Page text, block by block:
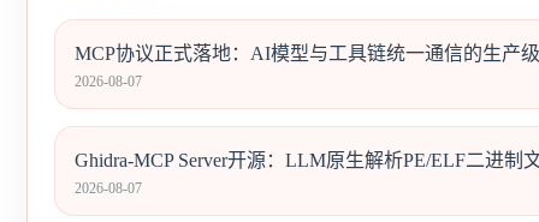
MCP协议正式落地：AI模型与工具链统一通信的生产
2026-08-07
Ghidra-MCP Server开源：LLM原生解析PE/ELF二进制
2026-08-07